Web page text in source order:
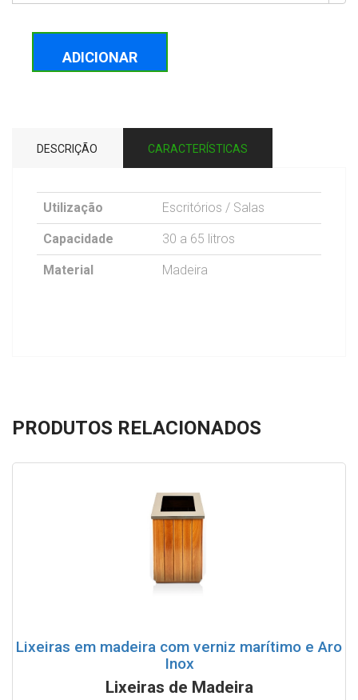
ADICIONAR
DESCRIÇÃO CARACTERÍSTICAS
Utilização Escritórios / Salas
Capacidade 30 a 65 litros
Material Madeira
PRODUTOS RELACIONADOS
Lixeiras em madeira com verniz marítimo e Aro
Inox
Lixeiras de Madeira